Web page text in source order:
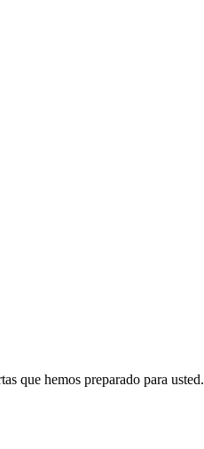
que hemos preparado para usted.